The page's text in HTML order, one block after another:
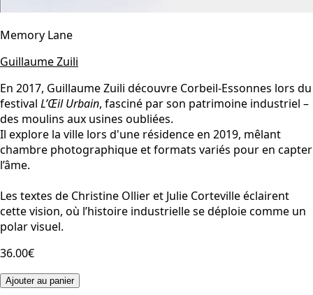
Memory Lane
Guillaume Zuili
En 2017, Guillaume Zuili découvre Corbeil-Essonnes lors du
festival L’Œil Urbain, fasciné par son patrimoine industriel –
des moulins aux usines oubliées.
Il explore la ville lors d'une résidence en 2019, mêlant
chambre photographique et formats variés pour en capter
l’âme.
Les textes de Christine Ollier et Julie Corteville éclairent
cette vision, où l’histoire industrielle se déploie comme un
polar visuel.
36.00€
Ajouter au panier